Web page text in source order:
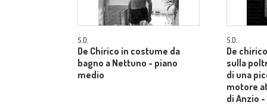
S.D.
De Chirico in costume da
bagno a Nettuno - piano
medio
S.D.
De
sulla
di una
motore
di Anzio